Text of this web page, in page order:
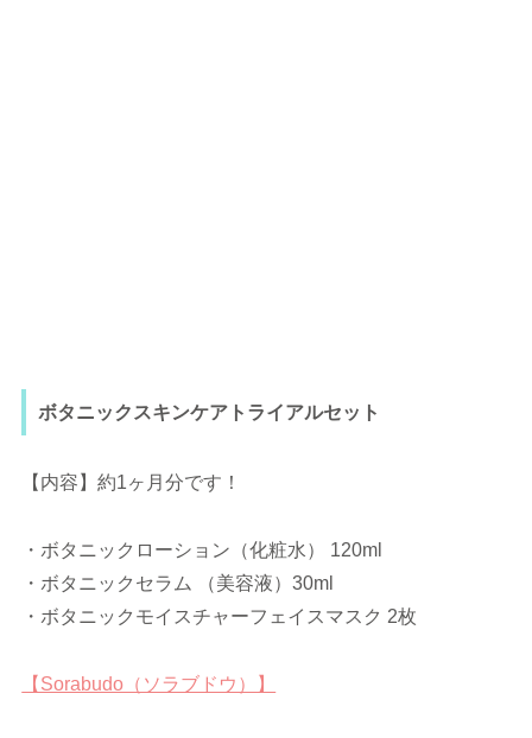
ボタニックスキンケアトライアルセット
【内容】約1ヶ月分です！
・ボタニックローション（化粧水） 120ml
・ボタニックセラム （美容液）30ml
・ボタニックモイスチャーフェイスマスク 2枚
【Sorabudo（ソラブドウ）】